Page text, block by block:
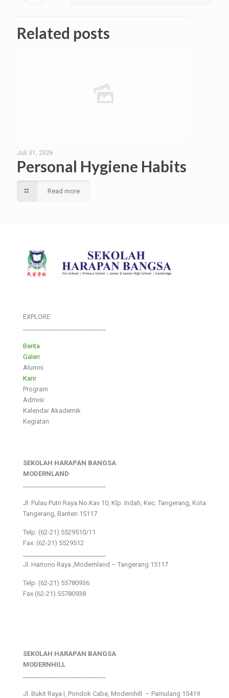
Related posts
Juli 31, 2026
Personal Hygiene Habits
Read more
EXPLORE
Berita
Galeri
Alumni
Karir
Program
Admisi
Kalendar Akademik
Kegiatan
SEKOLAH HARAPAN BANGSA
MODERNLAND
Jl. Pulau Putri Raya No.Kav 10, Klp. Indah, Kec. Tangerang, Kota
Tangerang, Banten 15117
Telp: (62-21) 5529510/11
Fax: (62-21) 5529512
Jl. Hartono Raya ,Modernland – Tangerang 15117
Telp. (62-21) 55780936
Fax (62-21) 55780938
SEKOLAH HARAPAN BANGSA
MODERNHILL
Jl. Bukit Raya I, Pondok Cabe, Modernhill – Pamulang 15419